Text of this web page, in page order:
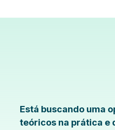
Está buscando uma
teóricos na prática e